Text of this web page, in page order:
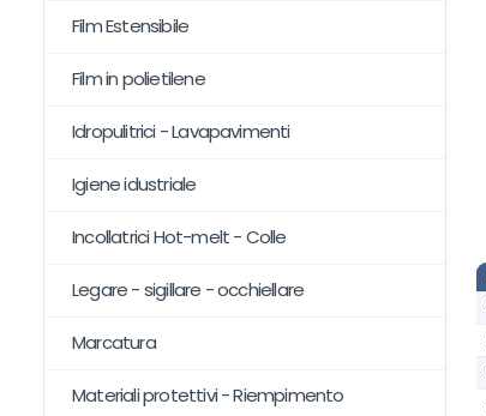
Film Estensibile
Film in polietilene
Idropulitrici - Lavapavimenti
Igiene idustriale
Incollatrici Hot-melt - Colle
Legare - sigillare - occhiellare
Marcatura
Materiali protettivi - Riempimento